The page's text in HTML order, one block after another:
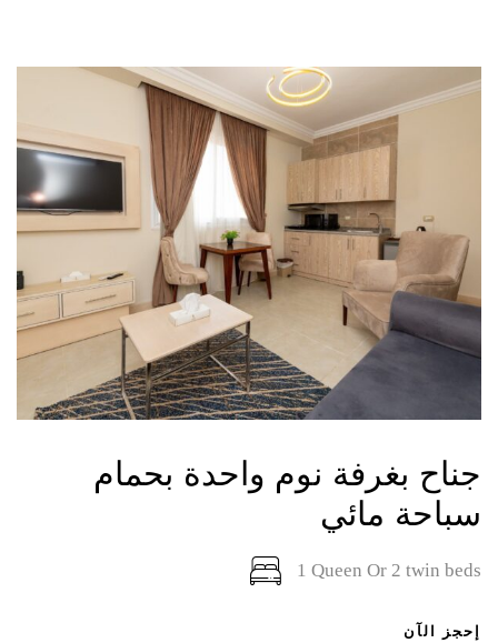
جناح بغرفة نوم واحدة بحمام
سباحة مائي
1 Queen Or 2 twin beds
إحجز الآن